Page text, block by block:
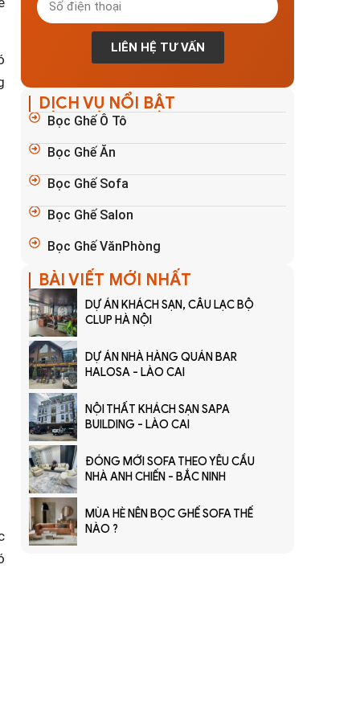
LIÊN HỆ TƯ VẤN
DỊCH VỤ NỔI BẬT
Bọc Ghế Ô Tô
Bọc Ghế Ăn
Bọc Ghế Sofa
Bọc Ghế Salon
Bọc Ghế VănPhòng
BÀI VIẾT MỚI NHẤT
DỰ ÁN KHÁCH SẠN, CÂU LẠC BỘ
CLUP HÀ NỘI
DỰ ÁN NHÀ HÀNG QUÁN BAR
HALOSA - LÀO CAI
NỘI THẤT KHÁCH SẠN SAPA
BUILDING - LÀO CAI
ĐÓNG MỚI SOFA THEO YÊU CẦU
NHÀ ANH CHIẾN - BẮC NINH
MÙA HÈ NÊN BỌC GHẾ SOFA THẾ
NÀO ?